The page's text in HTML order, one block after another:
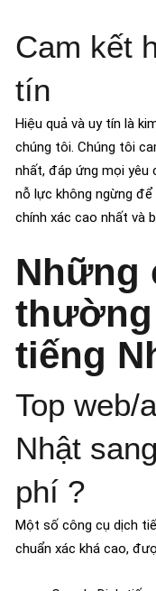
Cam kết
tín
Hiệu quả và uy tín là
chúng tôi. Chúng tôi
nhất, đáp ứng mọi yêu
nỗ lực không ngừng
chính xác cao nhất và
Những
thường
tiếng
Top web/
Nhật
phí ?
Một số công cụ dịch
chuẩn xác khá cao,